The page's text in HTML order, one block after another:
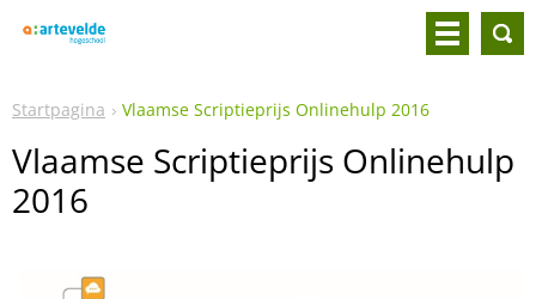
Startpagina Vlaamse Scriptieprijs Onlinehulp 2016
Vlaamse Scriptieprijs Onlinehulp
2016